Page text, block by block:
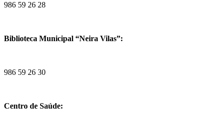
986 59 26 28
Biblioteca Municipal “Neira Vilas”:
986 59 26 30
Centro de Saúde: